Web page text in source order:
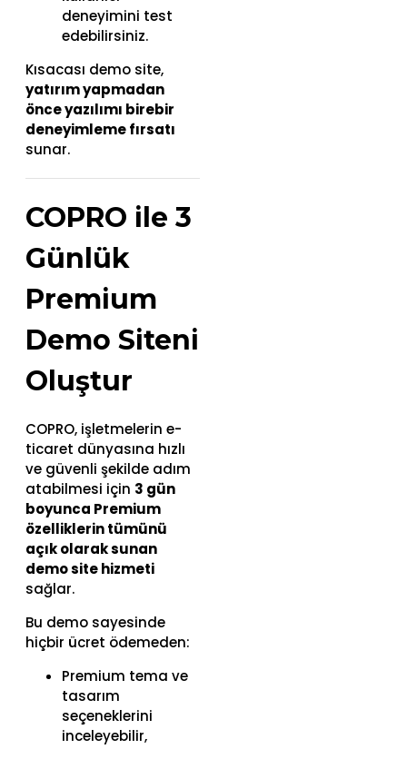
deneyimini test
edebilirsiniz.
Kısacası demo site,
yatırım yapmadan
önce yazılımı birebir
deneyimleme fırsatı
sunar.
COPRO ile 3
Günlük
Premium
Demo Siteni
Oluştur
COPRO, işletmelerin e-
ticaret dünyasına hızlı
ve güvenli şekilde adım
atabilmesi için 3 gün
boyunca Premium
özelliklerin tümünü
açık olarak sunan
demo site hizmeti
sağlar.
Bu demo sayesinde
hiçbir ücret ödemeden:
Premium tema ve
tasarım
seçeneklerini
inceleyebilir,